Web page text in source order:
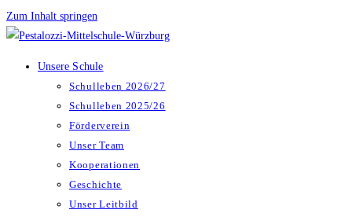
Zum Inhalt springen
Unsere Schule
Schulleben 2026/27
Schulleben 2025/26
Förderverein
Unser Team
Kooperationen
Geschichte
Unser Leitbild